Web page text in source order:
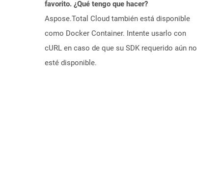
favorito. ¿Qué tengo que hacer?
Aspose.Total Cloud también está disponible
como Docker Container. Intente usarlo con
cURL en caso de que su SDK requerido aún no
esté disponible.